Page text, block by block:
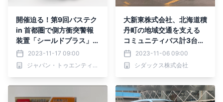
開催迫る！第9回バステク
in 首都圏で側方衝突警報
装置「シールドプラス」を
リアルに展示します。
2023-11-17 09:00
ジャパン・トゥエンティワン株式会社
大新東株式会社、北海道積
丹町の地域交通を支える
コミュニティバス計3台を
運行開始！
2023-11-06 09:00
シダックス株式会社